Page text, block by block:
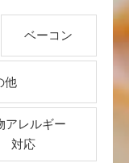
ベーコン
他
アレルギー
対応